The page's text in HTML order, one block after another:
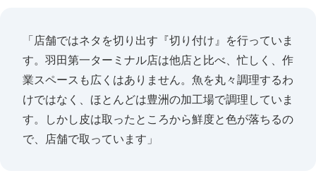
「店舗ではネタを切り出す『切り付け』を行っていま
す。羽田第一ターミナル店は他店と比べ、忙しく、作
業スペースも広くはありません。魚を丸々調理するわ
けではなく、ほとんどは豊洲の加工場で調理していま
す。しかし皮は取ったところから鮮度と色が落ちるの
で、店舗で取っています」